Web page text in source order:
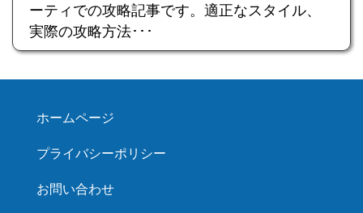
ーティでの攻略記事です。適正なスタイル、
実際の攻略方法･･･
ホームページ
プライバシーポリシー
お問い合わせ